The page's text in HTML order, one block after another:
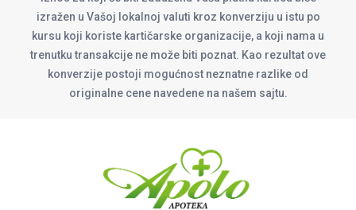
izražen u Vašoj lokalnoj valuti kroz konverziju u istu po
kursu koji koriste kartičarske organizacije, a koji nama u
trenutku transakcije ne može biti poznat. Kao rezultat ove
konverzije postoji mogućnost neznatne razlike od
originalne cene navedene na našem sajtu.